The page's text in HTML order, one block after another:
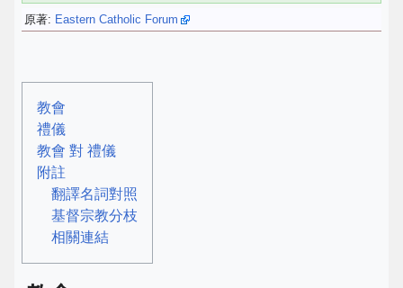
原著: Eastern Catholic Forum
教會
禮儀
教會 對 禮儀
附註
翻譯名詞對照
基督宗教分枝
相關連結